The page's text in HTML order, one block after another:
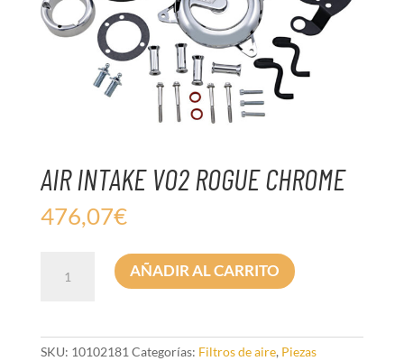
AIR INTAKE VO2 ROGUE CHROME
476,07€
INTAKE
cantidad
AÑADIR AL CARRITO
SKU: 10102181 Categorías: Filtros de aire, Piezas